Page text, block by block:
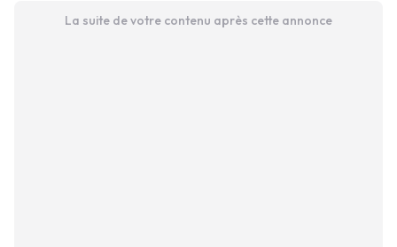
La suite de votre contenu après cette annonce